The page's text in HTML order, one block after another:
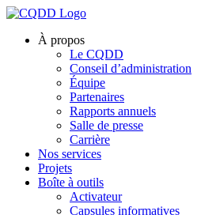
À propos
Le CQDD
Conseil d’administration
Équipe
Partenaires
Rapports annuels
Salle de presse
Carrière
Nos services
Projets
Boîte à outils
Activateur
Capsules informatives